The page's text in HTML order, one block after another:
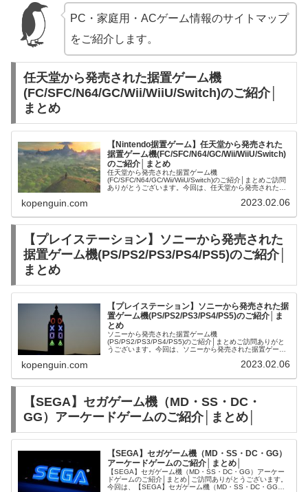
PC・家庭用・ACゲーム情報のサイトマップ
をご紹介します。
任天堂から発売された据置ゲーム機
(FC/SFC/N64/GC/Wii/WiiU/Switch)のご紹介│
まとめ
【Nintendo据置ゲーム】任天堂から発売された
据置ゲーム機(FC/SFC/N64/GC/Wii/WiiU/Switch)
のご紹介│まとめ
任天堂から発売された据置ゲーム機
(FC/SFC/N64/GC/Wii/WiiU/Switch)のご紹介│まとめご訪問
ありがとうございます。今回は、任天堂から発売された据
kopenguin.com 2023.02.06
【プレイステーション】ソニーから発売された
据置ゲーム機(PS/PS2/PS3/PS4/PS5)のご紹介│
まとめ
【プレイステーション】ソニーから発売された据
置ゲーム機(PS/PS2/PS3/PS4/PS5)のご紹介│ま
とめ
ソニーから発売された据置ゲーム機
(PS/PS2/PS3/PS4/PS5)のご紹介│まとめご訪問ありがと
うございます。今回は、ソニーから発売された据置ゲーム
kopenguin.com 2023.02.06
【SEGA】セガゲーム機（MD・SS・DC・
GG）アーケードゲームのご紹介│まとめ│
【SEGA】セガゲーム機（MD・SS・DC・GG）
アーケードゲームのご紹介│まとめ│
【SEGA】セガゲーム機（MD・SS・DC・GG）アーケー
ドゲームのご紹介│まとめ│ご訪問ありがとうございます。
今回は、【SEGA】セガゲーム機（MD・SS・DC・GG）